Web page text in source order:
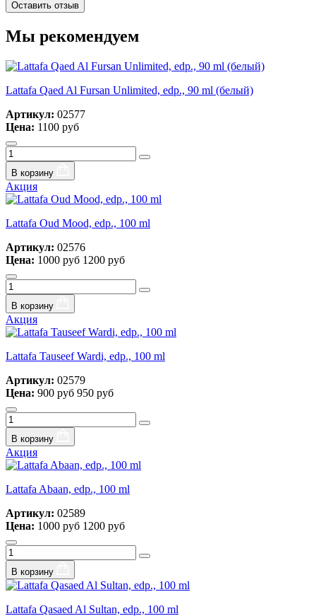
Оставить отзыв
Мы рекомендуем
Lattafa Qaed Al Fursan Unlimited, edp., 90 ml (белый)
Артикул: 02577
Цена: 1100 руб
В корзину
Акция
Lattafa Oud Mood, edp., 100 ml
Артикул: 02576
Цена: 1000 руб 1200 руб
В корзину
Акция
Lattafa Tauseef Wardi, edp., 100 ml
Артикул: 02579
Цена: 900 руб 950 руб
В корзину
Акция
Lattafa Abaan, edp., 100 ml
Артикул: 02589
Цена: 1000 руб 1200 руб
В корзину
Lattafa Qasaed Al Sultan, edp., 100 ml